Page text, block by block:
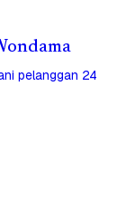
pelanggan 24